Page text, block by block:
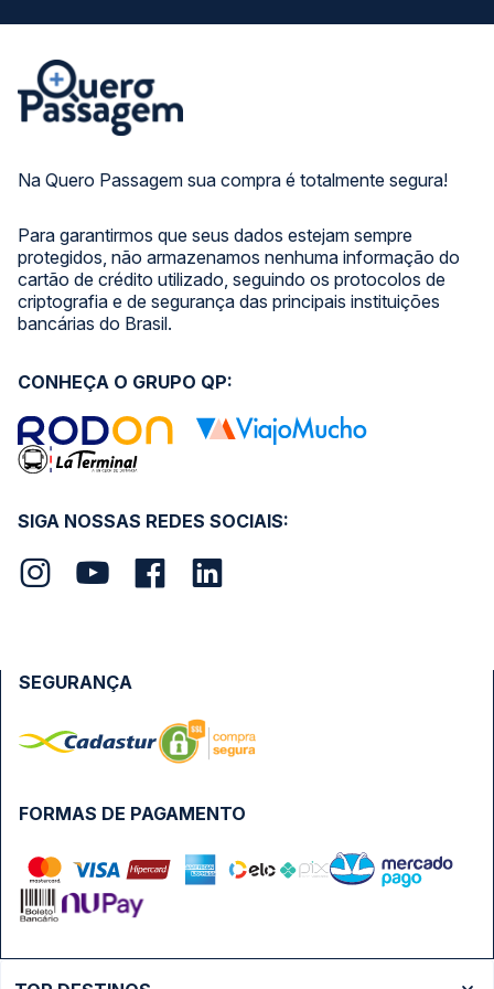
Na Quero Passagem sua compra é totalmente segura!
Para garantirmos que seus dados estejam sempre
protegidos, não armazenamos nenhuma informação do
cartão de crédito utilizado, seguindo os protocolos de
criptografia e de segurança das principais instituições
bancárias do Brasil.
SIGA NOSSAS REDES SOCIAIS:
CONHEÇA O GRUPO QP:
FORMAS DE PAGAMENTO
SEGURANÇA